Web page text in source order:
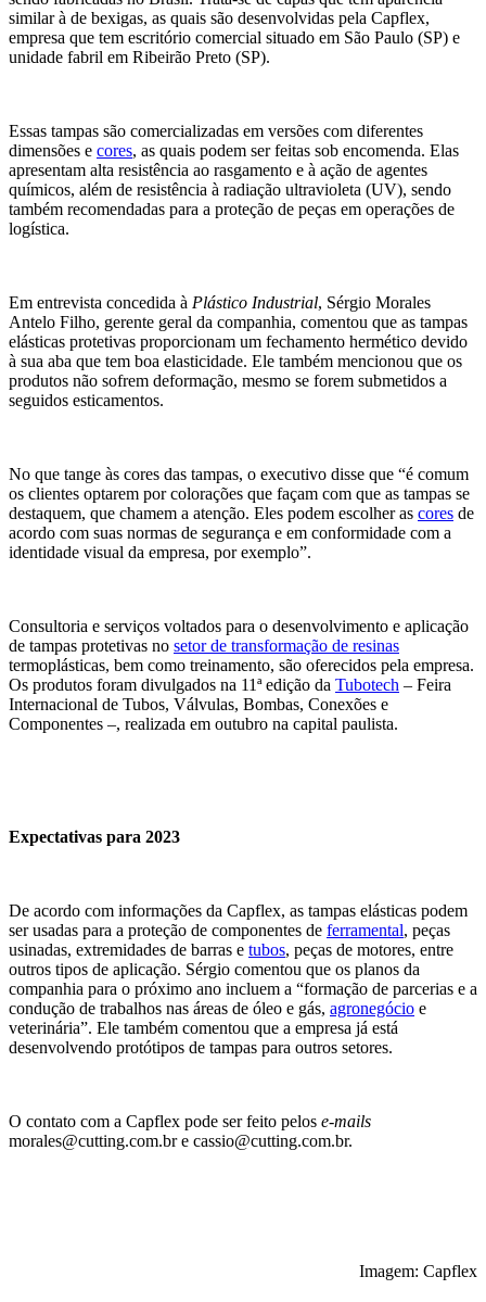
similar à de bexigas, as quais são desenvolvidas pela Capflex,
empresa que tem escritório comercial situado em São Paulo (SP) e
unidade fabril em Ribeirão Preto (SP).
Essas tampas são comercializadas em versões com diferentes
dimensões e cores, as quais podem ser feitas sob encomenda. Elas
apresentam alta resistência ao rasgamento e à ação de agentes
químicos, além de resistência à radiação ultravioleta (UV), sendo
também recomendadas para a proteção de peças em operações de
logística.
Em entrevista concedida à Plástico Industrial, Sérgio Morales
Antelo Filho, gerente geral da companhia, comentou que as tampas
elásticas protetivas proporcionam um fechamento hermético devido
à sua aba que tem boa elasticidade. Ele também mencionou que os
produtos não sofrem deformação, mesmo se forem submetidos a
seguidos esticamentos.
No que tange às cores das tampas, o executivo disse que “é comum
os clientes optarem por colorações que façam com que as tampas se
destaquem, que chamem a atenção. Eles podem escolher as cores de
acordo com suas normas de segurança e em conformidade com a
identidade visual da empresa, por exemplo”.
Consultoria e serviços voltados para o desenvolvimento e aplicação
de tampas protetivas no setor de transformação de resinas
termoplásticas, bem como treinamento, são oferecidos pela empresa.
Os produtos foram divulgados na 11ª edição da Tubotech – Feira
Internacional de Tubos, Válvulas, Bombas, Conexões e
Componentes –, realizada em outubro na capital paulista.
Expectativas para 2023
De acordo com informações da Capflex, as tampas elásticas podem
ser usadas para a proteção de componentes de ferramental, peças
usinadas, extremidades de barras e tubos, peças de motores, entre
outros tipos de aplicação. Sérgio comentou que os planos da
companhia para o próximo ano incluem a “formação de parcerias e a
condução de trabalhos nas áreas de óleo e gás, agronegócio e
veterinária”. Ele também comentou que a empresa já está
desenvolvendo protótipos de tampas para outros setores.
O contato com a Capflex pode ser feito pelos e-mails
morales@cutting.com.br e cassio@cutting.com.br.
Imagem: Capflex